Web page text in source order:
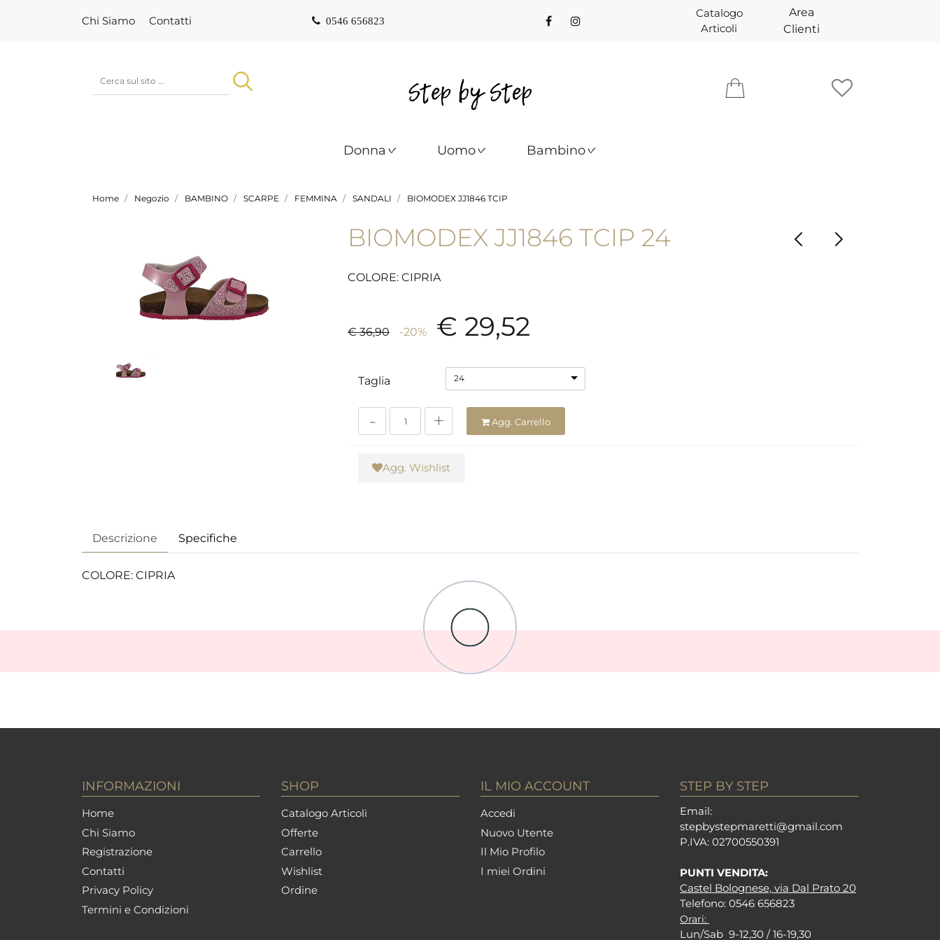
Chi Siamo Contatti 0546 656823
Catalogo
Articoli
Area
Clienti
Donna Uomo Bambino
Home Negozio BAMBINO SCARPE FEMMINA SANDALI BIOMODEX JJ1846 TCIP
BIOMODEX JJ1846 TCIP 24
COLORE: CIPRIA
€ 36,90 -20% € 29,52
Taglia 24
Agg. Carrello
Agg. Wishlist
Descrizione Specifiche
COLORE: CIPRIA
INFORMAZIONI
Home
Chi Siamo
Registrazione
Contatti
Privacy Policy
Termini e Condizioni
SHOP
Catalogo Articoli
Offerte
Carrello
Wishlist
Ordine
IL MIO ACCOUNT
Accedi
Nuovo Utente
Il Mio Profilo
I miei Ordini
STEP BY STEP
Email:
stepbystepmaretti@gmail.com
P.IVA: 02700550391
PUNTI VENDITA:
Castel Bolognese, via Dal Prato 20
Telefono: 0546 656823
Orari:
Lun/Sab 9-12,30 / 16-19,30